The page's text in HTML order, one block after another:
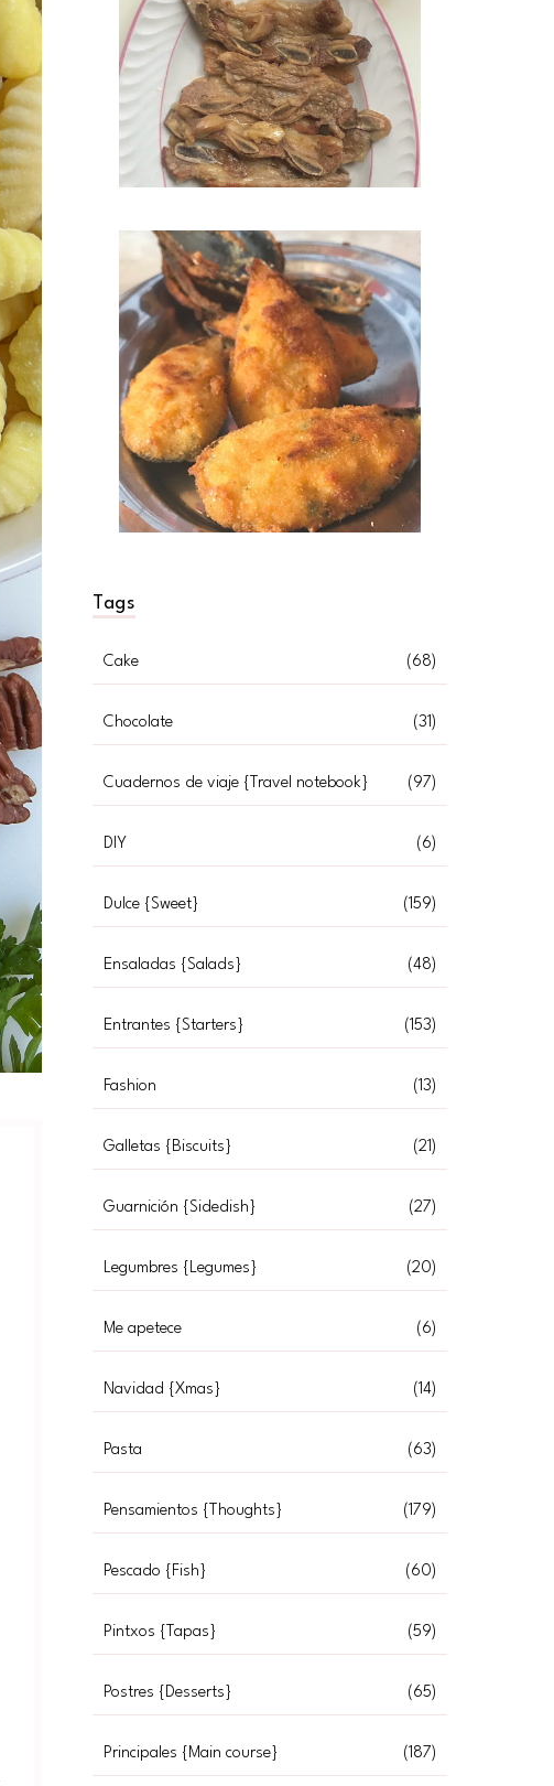
Tags
Cake (68)
Chocolate (31)
Cuadernos de viaje {Travel notebook} (97)
DIY (6)
Dulce {Sweet} (159)
Ensaladas {Salads} (48)
Entrantes {Starters} (153)
Fashion (13)
Galletas {Biscuits} (21)
Guarnición {Sidedish} (27)
Legumbres {Legumes} (20)
Me apetece (6)
Navidad {Xmas} (14)
Pasta (63)
Pensamientos {Thoughts} (179)
Pescado {Fish} (60)
Pintxos {Tapas} (59)
Postres {Desserts} (65)
Principales {Main course} (187)